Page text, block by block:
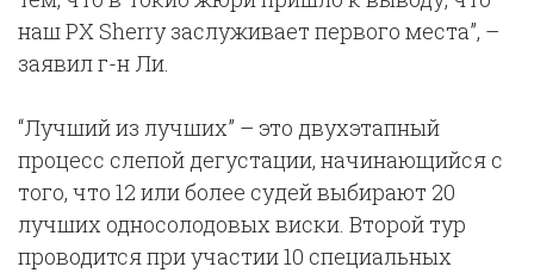
наш PX Sherry заслуживает первого места”, –
заявил г-н Ли.
“Лучший из лучших” – это двухэтапный
процесс слепой дегустации, начинающийся с
того, что 12 или более судей выбирают 20
лучших односолодовых виски. Второй тур
проводится при участии 10 специальных